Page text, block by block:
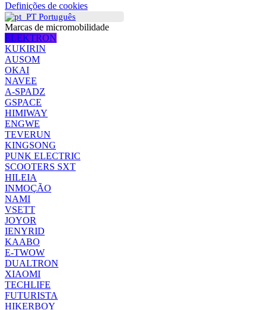
Definições de cookies
Português
Marcas de micromobilidade
ELEKTRON
KUKIRIN
AUSOM
OKAI
NAVEE
A-SPADZ
GSPACE
HIMIWAY
ENGWE
TEVERUN
KINGSONG
PUNK ELECTRIC
SCOOTERS SXT
HILEIA
INMOÇÃO
NAMI
VSETT
JOYOR
IENYRID
KAABO
E-TWOW
DUALTRON
XIAOMI
TECHLIFE
FUTURISTA
HIKERBOY